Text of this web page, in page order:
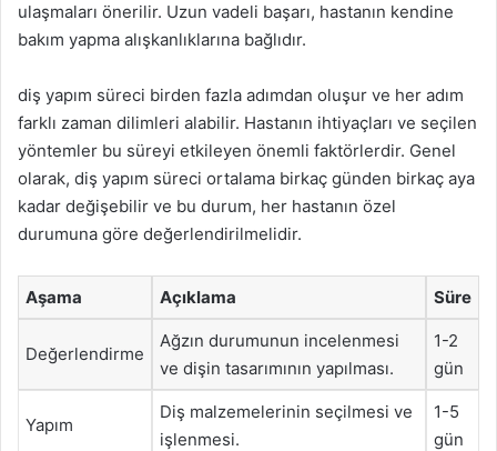
ulaşmaları önerilir. Uzun vadeli başarı, hastanın kendine
bakım yapma alışkanlıklarına bağlıdır.
diş yapım süreci birden fazla adımdan oluşur ve her adım
farklı zaman dilimleri alabilir. Hastanın ihtiyaçları ve seçilen
yöntemler bu süreyi etkileyen önemli faktörlerdir. Genel
olarak, diş yapım süreci ortalama birkaç günden birkaç aya
kadar değişebilir ve bu durum, her hastanın özel
durumuna göre değerlendirilmelidir.
Aşama Açıklama Süre
Değerlendirme
Ağzın durumunun incelenmesi
ve dişin tasarımının yapılması.
1-2
gün
Yapım
Diş malzemelerinin seçilmesi ve
işlenmesi.
1-5
gün